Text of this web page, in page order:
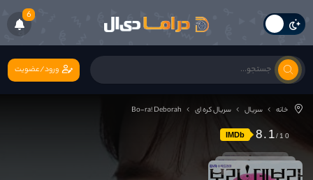
6
ورود/عضویت
خانه سریال سریال کره ای Bo-ra! Deborah
IMDb 8.1